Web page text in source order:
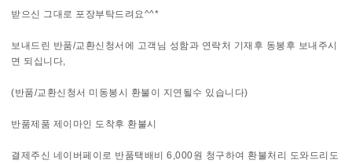
받으신 그대로 포장부탁드려요^^*
보내드린 반품/교환신청서에 고객님 성함과 연락처 기재후 동봉후 보내주시
면 되십니다,
(반품/교환신청서 미동봉시 환불이 지연될수 있습니다)
반품제품 제이마인 도착후 환불시
결제주신 네이버페이로 반품택배비 6,000원 청구하여 환불처리 도와드리도